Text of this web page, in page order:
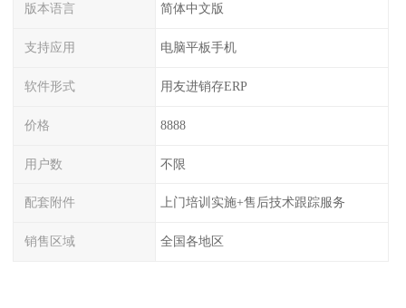
版本语言 简体中文版
支持应用 电脑平板手机
软件形式 用友进销存ERP
价格 8888
用户数 不限
配套附件 上门培训实施+售后技术跟踪服务
销售区域 全国各地区